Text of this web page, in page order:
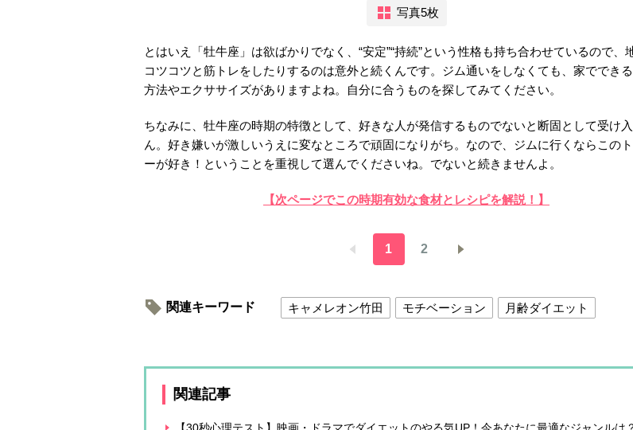
写真5枚
とはいえ「牡牛座」は欲ばかりでなく、“安定”“持続”という性格も持ち合わせているので、
コツコツと筋トレをしたりするのは意外と続くんです。ジム通いをしなくても、家ででき
方法やエクササイズがありますよね。自分に合うものを探してみてください。
ちなみに、牡牛座の時期の特徴として、好きな人が発信するものでないと断固として受け
ん。好き嫌いが激しいうえに変なところで頑固になりがち。なので、ジムに行くならこの
ーが好き！ということを重視して選んでくださいね。でないと続きませんよ。
【次ページでこの時期有効な食材とレシピを解説！】
1 2
関連キーワード キャメレオン竹田 モチベーション 月齢ダイエット
関連記事
【30秒心理テスト】映画・ドラマでダイエットのやる気UP！今あなたに最適なジャンルは